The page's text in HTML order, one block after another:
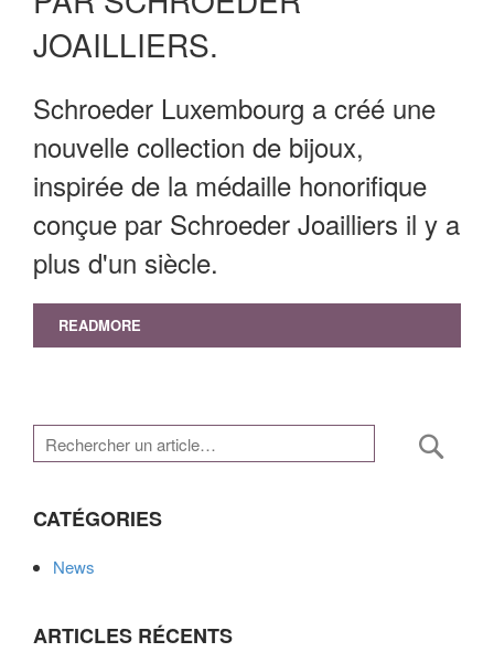
JOAILLIERS.
Schroeder Luxembourg a créé une
nouvelle collection de bijoux,
inspirée de la médaille honorifique
conçue par Schroeder Joailliers il y a
plus d'un siècle.
READMORE
CATÉGORIES
News
ARTICLES RÉCENTS